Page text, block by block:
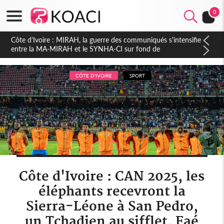
0
Côte d'Ivoire : Indépendance 2026, Thiam plaide pour un
environnement démocratique plus apaisé
CÔTE D'IVOIRE SPORT
Côte d'Ivoire : CAN 2025, les
éléphants recevront la
Sierra-Léone à San Pedro,